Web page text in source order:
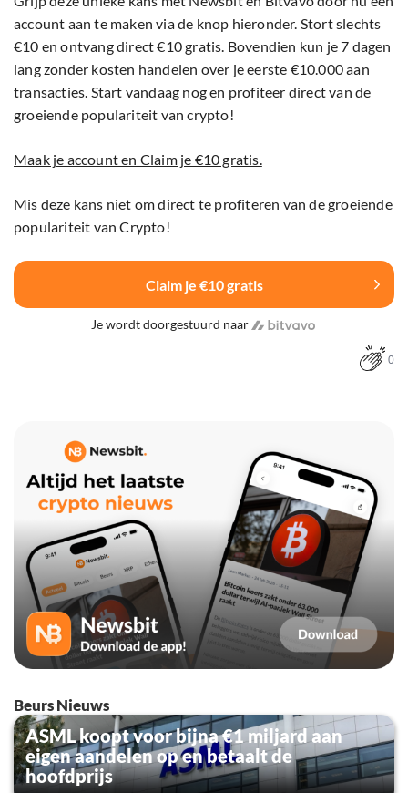
account aan te maken via de knop hieronder. Stort slechts
€10 en ontvang direct €10 gratis. Bovendien kun je 7 dagen
lang zonder kosten handelen over je eerste €10.000 aan
transacties. Start vandaag nog en profiteer direct van de
groeiende populariteit van crypto!
Maak je account en Claim je €10 gratis.
Mis deze kans niet om direct te profiteren van de groeiende
populariteit van Crypto!
Claim je €10 gratis
Je wordt doorgestuurd naar
0
Beurs Nieuws
ASML koopt voor bijna €1 miljard aan
eigen aandelen op en betaalt de
hoofdprijs